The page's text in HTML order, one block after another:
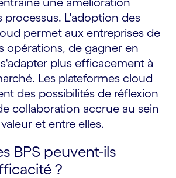
processus. L'adoption des
permet aux entreprises de
opérations, de gagner en
plus efficacement à
Les plateformes cloud
des possibilités de réflexion
collaboration accrue au sein
et entre elles.
BPS peuvent-ils
?